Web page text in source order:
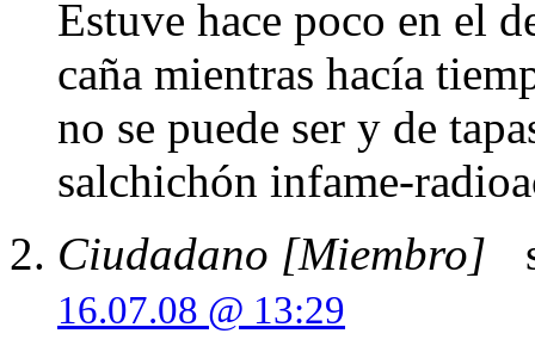
Estuve hace poco en el
caña mientras hacía
no se puede ser y de
salchichón infame-
Ciudadano [Miembro]
16.07.08 @ 13:29